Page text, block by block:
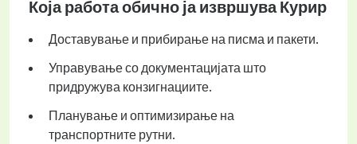
Која работа обично ја извршува Курир
Доставување и прибирање на писма и пакети.
Управување со документацијата што
придружува конзигнациите.
Планување и оптимизирање на
транспортните рутни.